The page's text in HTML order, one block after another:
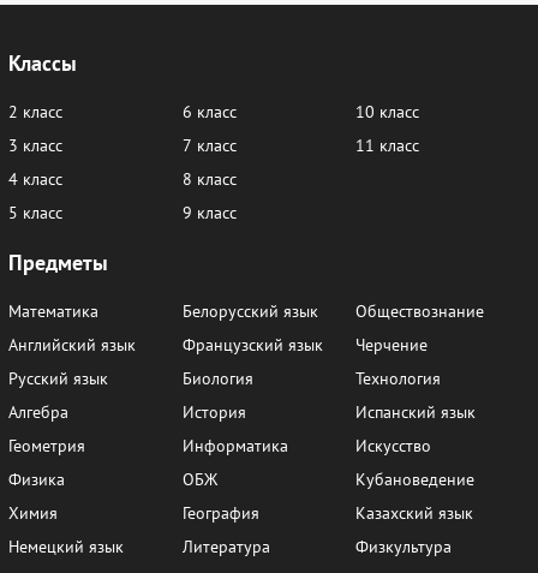
Классы
2 класс
3 класс
4 класс
5 класс
6 класс
7 класс
8 класс
9 класс
10 класс
11 класс
Предметы
Математика
Английский язык
Русский язык
Алгебра
Геометрия
Физика
Химия
Немецкий язык
Белорусский язык
Французский язык
Биология
История
Информатика
ОБЖ
География
Литература
Обществознание
Черчение
Технология
Испанский язык
Искусство
Кубановедение
Казахский язык
Физкультура